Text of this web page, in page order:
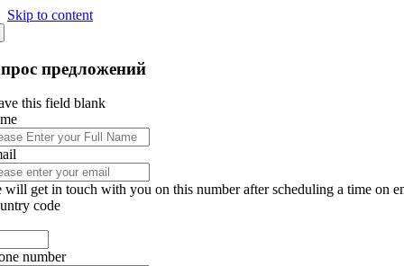
Skip to content
предложений
this field blank
will get in touch with you on this number after scheduling a time on
code
number